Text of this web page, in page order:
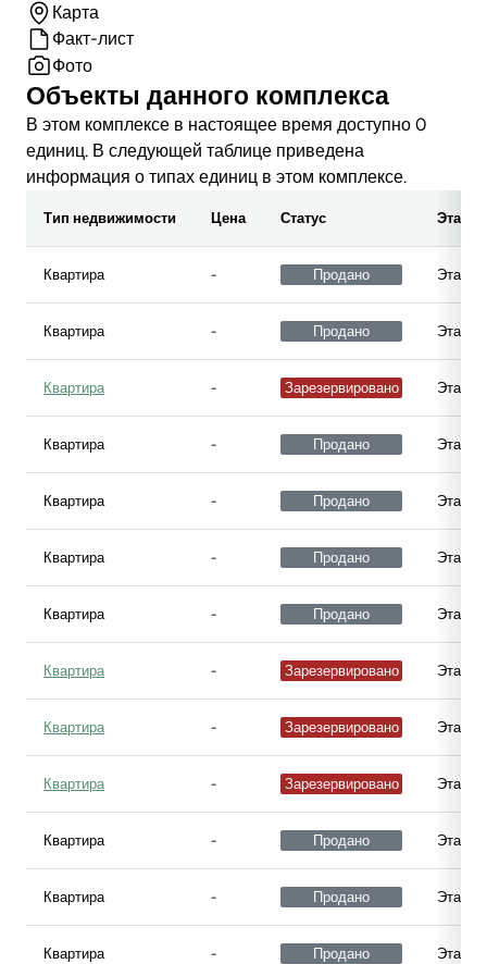
Карта
Факт-лист
Фото
Объекты данного комплекса
В этом комплексе в настоящее время доступно 0
единиц. В следующей таблице приведена
информация о типах единиц в этом комплексе.
Тип недвижимости Цена Статус Этаж
Квартира - Продано Этаж 0
Квартира - Продано Этаж 0
Квартира - Зарезервировано Этаж 0
Квартира - Продано Этаж 0
Квартира - Продано Этаж 0
Квартира - Продано Этаж 0
Квартира - Продано Этаж 1
Квартира - Зарезервировано Этаж 1
Квартира - Зарезервировано Этаж 1
Квартира - Зарезервировано Этаж 1
Квартира - Продано Этаж 1
Квартира - Продано Этаж 2
Квартира - Продано Этаж 2